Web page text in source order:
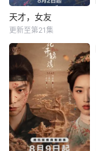
天才，女友
更新至第21集